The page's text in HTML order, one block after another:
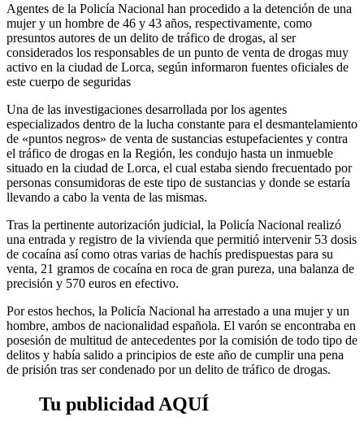
Agentes de la Policía Nacional han procedido a la detención de una
mujer y un hombre de 46 y 43 años, respectivamente, como
presuntos autores de un delito de tráfico de drogas, al ser
considerados los responsables de un punto de venta de drogas muy
activo en la ciudad de Lorca, según informaron fuentes oficiales de
este cuerpo de seguridas
Una de las investigaciones desarrollada por los agentes
especializados dentro de la lucha constante para el desmantelamiento
de «puntos negros» de venta de sustancias estupefacientes y contra
el tráfico de drogas en la Región, les condujo hasta un inmueble
situado en la ciudad de Lorca, el cual estaba siendo frecuentado por
personas consumidoras de este tipo de sustancias y donde se estaría
llevando a cabo la venta de las mismas.
Tras la pertinente autorización judicial, la Policía Nacional realizó
una entrada y registro de la vivienda que permitió intervenir 53 dosis
de cocaína así como otras varias de hachís predispuestas para su
venta, 21 gramos de cocaína en roca de gran pureza, una balanza de
precisión y 570 euros en efectivo.
Por estos hechos, la Policía Nacional ha arrestado a una mujer y un
hombre, ambos de nacionalidad española. El varón se encontraba en
posesión de multitud de antecedentes por la comisión de todo tipo de
delitos y había salido a principios de este año de cumplir una pena
de prisión tras ser condenado por un delito de tráfico de drogas.
Tu publicidad AQUÍ